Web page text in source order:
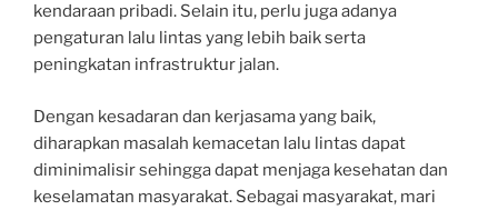
kendaraan pribadi. Selain itu, perlu juga adanya
pengaturan lalu lintas yang lebih baik serta
peningkatan infrastruktur jalan.
Dengan kesadaran dan kerjasama yang baik,
diharapkan masalah kemacetan lalu lintas dapat
diminimalisir sehingga dapat menjaga kesehatan dan
keselamatan masyarakat. Sebagai masyarakat, mari